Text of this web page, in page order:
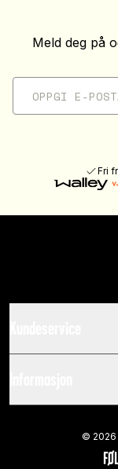
Meld deg på
Fri
© 2026